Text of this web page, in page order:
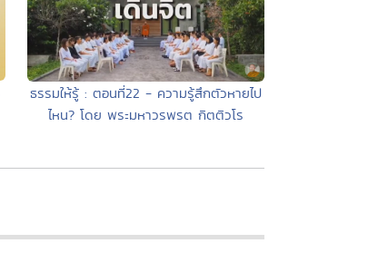
ธรรมให้รู้ : ตอนที่22 - ความรู้สึกตัวหายไป
ไหน? โดย พระมหาวรพรต กิตติวโร